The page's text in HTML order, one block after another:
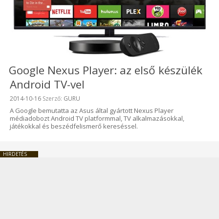
Google Nexus Player: az első készülék
Android TV-vel
Beküldve:
2014-10-16 Szerző: GURU
A Google bemutatta az Asus által gyártott Nexus Player
médiadobozt Android TV platformmal, TV alkalmazásokkal,
játékokkal és beszédfelismerő kereséssel.
HIRDETÉS